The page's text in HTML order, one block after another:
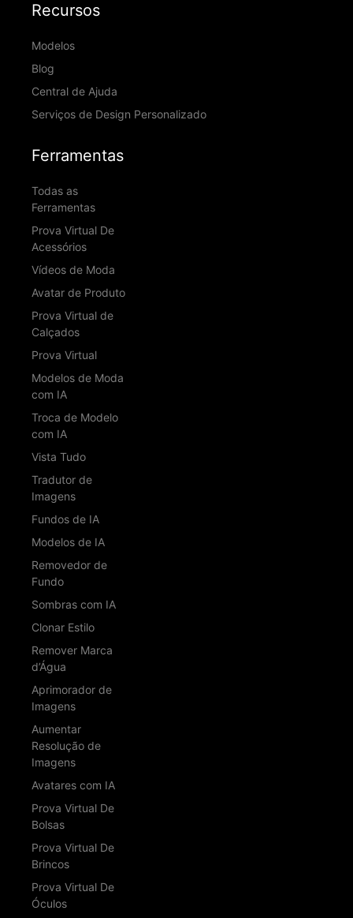
Recursos
Modelos
Blog
Central de Ajuda
Serviços de Design Personalizado
Ferramentas
Todas as
Ferramentas
Prova Virtual De
Acessórios
Vídeos de Moda
Avatar de Produto
Prova Virtual de
Calçados
Prova Virtual
Modelos de Moda
com IA
Troca de Modelo
com IA
Vista Tudo
Tradutor de
Imagens
Fundos de IA
Modelos de IA
Removedor de
Fundo
Sombras com IA
Clonar Estilo
Remover Marca
d’Água
Aprimorador de
Imagens
Aumentar
Resolução de
Imagens
Avatares com IA
Prova Virtual De
Bolsas
Prova Virtual De
Brincos
Prova Virtual De
Óculos